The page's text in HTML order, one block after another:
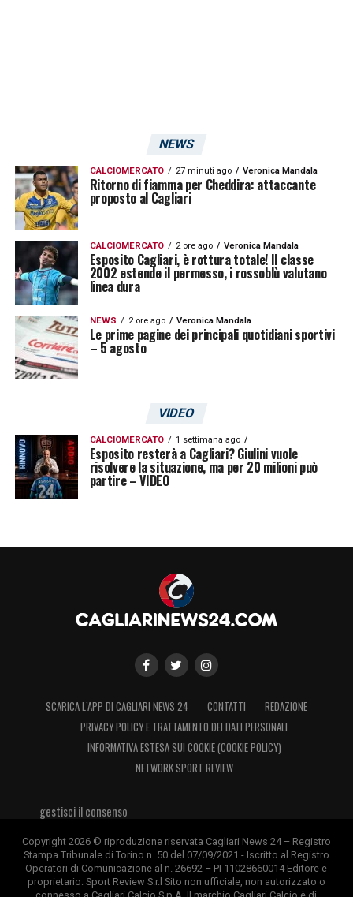
NEWS
CALCIOMERCATO 27 minuti ago Veronica Mandala
Ritorno di fiamma per Cheddira: attaccante
proposto al Cagliari
CALCIOMERCATO 2 ore ago Veronica Mandala
Esposito Cagliari, è rottura totale! Il classe
2002 estende il permesso, i rossoblù valutano
linea dura
NEWS 2 ore ago Veronica Mandala
Le prime pagine dei principali quotidiani sportivi
– 5 agosto
VIDEO
CALCIOMERCATO 1 settimana ago
Esposito resterà a Cagliari? Giulini vuole
risolvere la situazione, ma per 20 milioni può
partire – VIDEO
SCARICA L’APP DI CAGLIARI NEWS 24 CONTATTI
REDAZIONE
PRIVACY POLICY E TRATTAMENTO DEI DATI PERSONALI
INFORMATIVA ESTESA SUI COOKIE (COOKIE POLICY)
NETWORK SPORT REVIEW
gestisci il consenso
Copyright 2026 © riproduzione riservata Cagliari News 24 – Registro
Stampa Tribunale di Torino n. 50 del 07/09/2021 - Iscritto al Registro
Operatori di Comunicazione al n. 26692 – PI 11028660014 Editore e
proprietario: Sport Review S.r.l Sito non ufficiale, non autorizzato o